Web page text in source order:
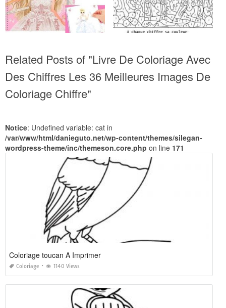
Related Posts of "Livre De Coloriage Avec
Des Chiffres Les 36 Meilleures Images De
Coloriage Chiffre"
Notice: Undefined variable: cat in
/var/www/html/danieguto.net/wp-content/themes/silegan-
wordpress-theme/inc/themeson.core.php on line 171
Coloriage toucan A Imprimer
Coloriage 1140 Views